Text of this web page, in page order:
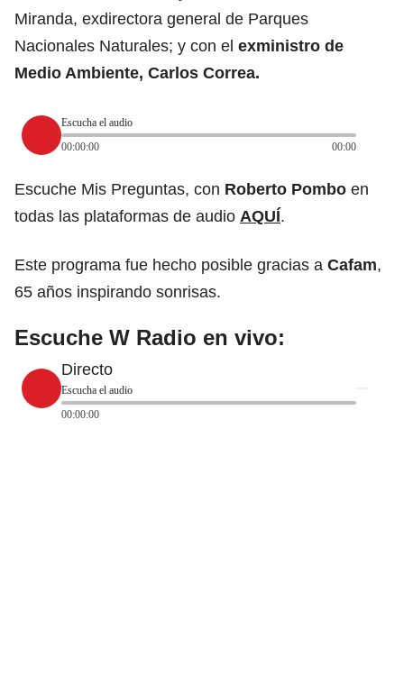
Miranda, exdirectora general de Parques
Nacionales Naturales; y con el exministro de
Medio Ambiente, Carlos Correa.
Escucha el audio
00:00:00
00:00
Escuche Mis Preguntas, con Roberto Pombo en
todas las plataformas de audio AQUÍ.
Este programa fue hecho posible gracias a Cafam,
65 años inspirando sonrisas.
Escuche W Radio en vivo:
Directo
Escucha el audio
00:00:00